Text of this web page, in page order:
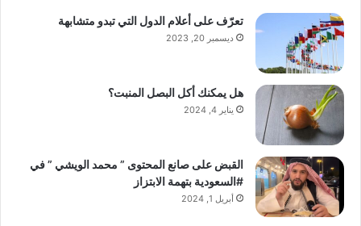
تعرّف على أعلام الدول التي تبدو متشابهة
ديسمبر 20, 2023
هل يمكنك أكل البصل المنبت؟
يناير 4, 2024
القبض على صانع المحتوى ” محمد الويشي ” في
#السعودية بتهمة الابتزاز
أبريل 1, 2024